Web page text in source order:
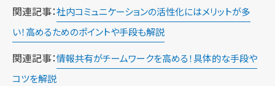
関連記事：社内コミュニケーションの活性化にはメリットが多
い！高めるためのポイントや手段も解説
関連記事：情報共有がチームワークを高める！具体的な手段や
コツを解説